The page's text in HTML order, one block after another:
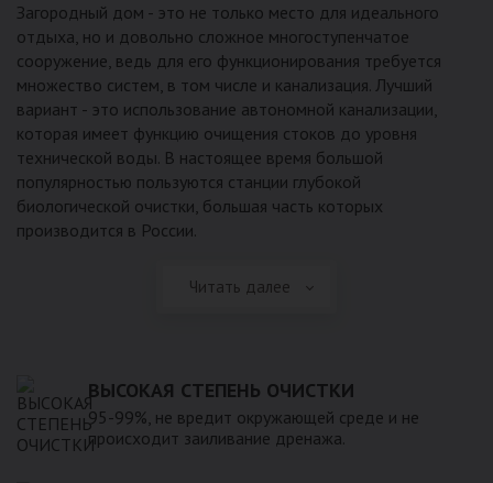
Загородный дом - это не только место для идеального
отдыха, но и довольно сложное многоступенчатое
сооружение, ведь для его функционирования требуется
множество систем, в том числе и канализация. Лучший
вариант - это использование автономной канализации,
которая имеет функцию очищения стоков до уровня
технической воды. В настоящее время большой
популярностью пользуются станции глубокой
биологической очистки, большая часть которых
производится в России.
Читать далее
ВЫСОКАЯ СТЕПЕНЬ ОЧИСТКИ
95-99%, не вредит окружающей среде и не
происходит заиливание дренажа.